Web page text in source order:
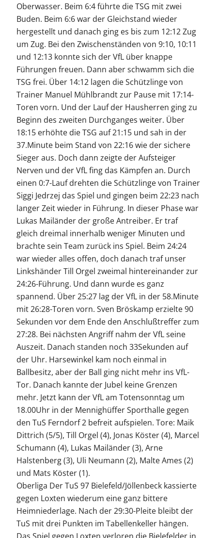
Oberwasser. Beim 6:4 führte die TSG mit zwei
Buden. Beim 6:6 war der Gleichstand wieder
hergestellt und danach ging es bis zum 12:12 Zug
um Zug. Bei den Zwischenständen von 9:10, 10:11
und 12:13 konnte sich der VfL über knappe
Führungen freuen. Dann aber schwamm sich die
TSG frei. Über 14:12 lagen die Schützlinge von
Trainer Manuel Mühlbrandt zur Pause mit 17:14-
Toren vorn. Und der Lauf der Hausherren ging zu
Beginn des zweiten Durchganges weiter. Über
18:15 erhöhte die TSG auf 21:15 und sah in der
37.Minute beim Stand von 22:16 wie der sichere
Sieger aus. Doch dann zeigte der Aufsteiger
Nerven und der VfL fing das Kämpfen an. Durch
einen 0:7-Lauf drehten die Schützlinge von Trainer
Siggi Jedrzej das Spiel und gingen beim 22:23 nach
langer Zeit wieder in Führung. In dieser Phase war
Lukas Mailänder der große Antreiber. Er traf
gleich dreimal innerhalb weniger Minuten und
brachte sein Team zurück ins Spiel. Beim 24:24
war wieder alles offen, doch danach traf unser
Linkshänder Till Orgel zweimal hintereinander zur
24:26-Führung. Und dann wurde es ganz
spannend. Über 25:27 lag der VfL in der 58.Minute
mit 26:28-Toren vorn. Sven Bröskamp erzielte 90
Sekunden vor dem Ende den Anschlußtreffer zum
27:28. Bei nächsten Angriff nahm der VfL seine
Auszeit. Danach standen noch 33Sekunden auf
der Uhr. Harsewinkel kam noch einmal in
Ballbesitz, aber der Ball ging nicht mehr ins VfL-
Tor. Danach kannte der Jubel keine Grenzen
mehr. Jetzt kann der VfL am Totensonntag um
18.00Uhr in der Mennighüffer Sporthalle gegen
den TuS Ferndorf 2 befreit aufspielen. Tore: Maik
Dittrich (5/5), Till Orgel (4), Jonas Köster (4), Marcel
Schumann (4), Lukas Mailänder (3), Arne
Halstenberg (3), Uli Neumann (2), Malte Ames (2)
und Mats Köster (1).
Oberliga Der TuS 97 Bielefeld/Jöllenbeck kassierte
gegen Loxten wiederum eine ganz bittere
Heimniederlage. Nach der 29:30-Pleite bleibt der
TuS mit drei Punkten im Tabellenkeller hängen.
Das Spiel gegen Loxten verloren die Bielefelder in